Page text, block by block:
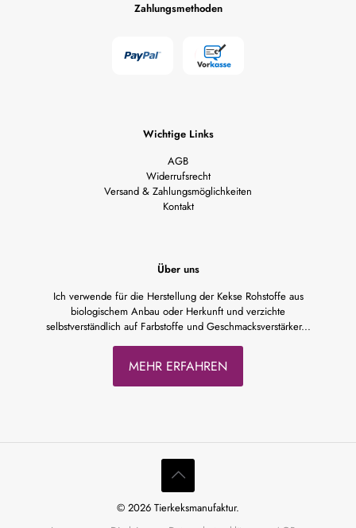
Zahlungsmethoden
Wichtige Links
AGB
Widerrufsrecht
Versand & Zahlungsmöglichkeiten
Kontakt
Über uns
Ich verwende für die Herstellung der Kekse Rohstoffe aus
biologischem Anbau oder Herkunft und verzichte
selbstverständlich auf Farbstoffe und Geschmacksverstärker...
MEHR ERFAHREN
© 2026 Tierkeksmanufaktur.